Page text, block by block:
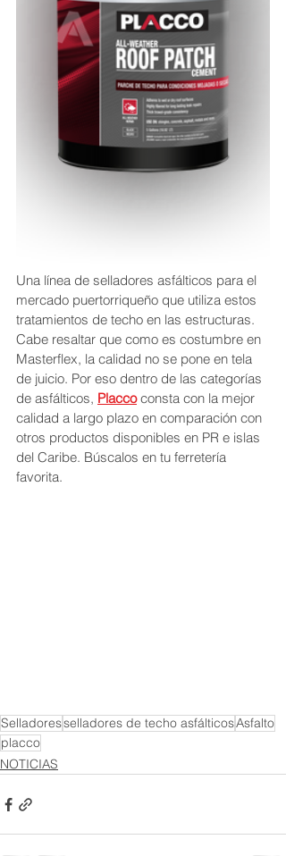
Una línea de selladores asfálticos para el
mercado puertorriqueño que utiliza estos
tratamientos de techo en las estructuras.
Cabe resaltar que como es costumbre en
Masterflex, la calidad no se pone en tela
de juicio. Por eso dentro de las categorías
de asfálticos, Placco consta con la mejor
calidad a largo plazo en comparación con
otros productos disponibles en PR e islas
del Caribe. Búscalos en tu ferretería
favorita.
Selladoresselladores de techo asfálticosAsfalto
placco
NOTICIAS